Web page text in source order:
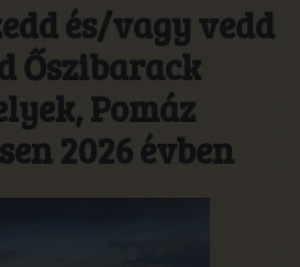
és/vagy vedd
Őszibarack
Pomáz
2026 évben